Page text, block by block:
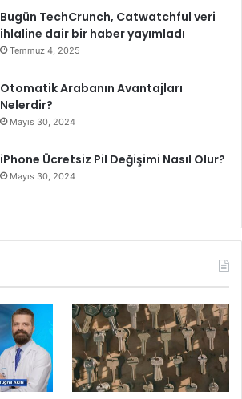
Bugün TechCrunch, Catwatchful veri
ihlaline dair bir haber yayımladı
Temmuz 4, 2025
Otomatik Arabanın Avantajları
Nelerdir?
Mayıs 30, 2024
iPhone Ücretsiz Pil Değişimi Nasıl Olur?
Mayıs 30, 2024